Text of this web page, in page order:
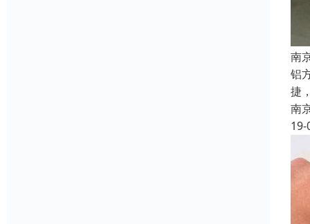
南
铝
捷
南
19-